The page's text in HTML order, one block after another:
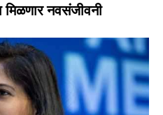
मिळणार नवसंजीवनी